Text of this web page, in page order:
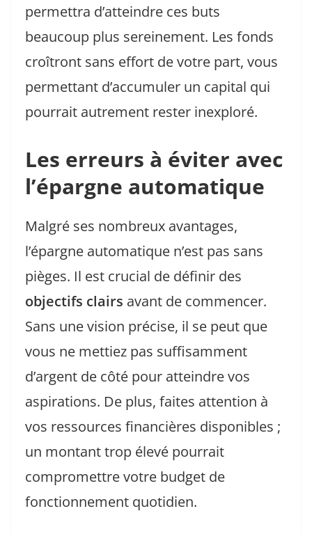
permettra d’atteindre ces buts
beaucoup plus sereinement. Les fonds
croîtront sans effort de votre part, vous
permettant d’accumuler un capital qui
pourrait autrement rester inexploré.
Les erreurs à éviter avec
l’épargne automatique
Malgré ses nombreux avantages,
l’épargne automatique n’est pas sans
pièges. Il est crucial de définir des
objectifs clairs avant de commencer.
Sans une vision précise, il se peut que
vous ne mettiez pas suffisamment
d’argent de côté pour atteindre vos
aspirations. De plus, faites attention à
vos ressources financières disponibles ;
un montant trop élevé pourrait
compromettre votre budget de
fonctionnement quotidien.